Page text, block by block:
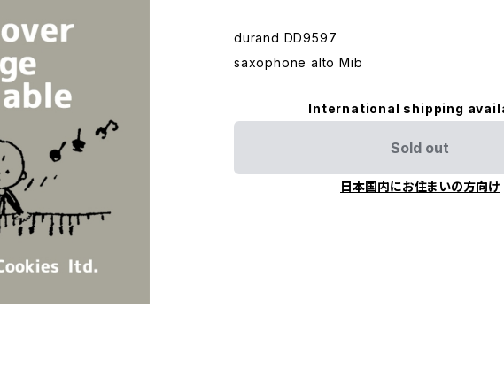
durand DD9597
saxophone alto Mib
International shipping
Sold out
日本国内にお住まいの方向け